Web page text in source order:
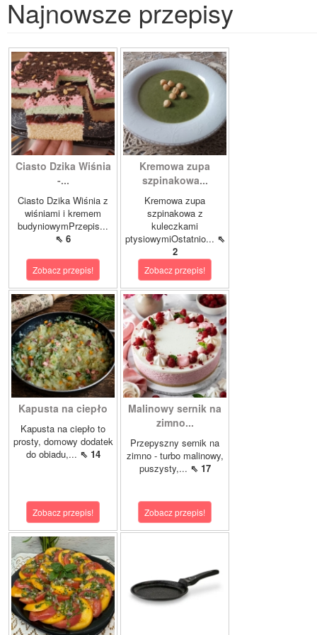
Najnowsze przepisy
Ciasto Dzika Wiśnia
-...
Ciasto Dzika Wiśnia z
wiśniami i kremem
budyniowymPrzepis...
⇖ 6
Zobacz przepis!
Kremowa zupa
szpinakowa...
Kremowa zupa
szpinakowa z
kuleczkami
ptysiowymiOstatnio... ⇖
2
Zobacz przepis!
Kapusta na ciepło
Kapusta na ciepło to
prosty, domowy dodatek
do obiadu,... ⇖ 14
Zobacz przepis!
Malinowy sernik na
zimno...
Przepyszny sernik na
zimno - turbo malinowy,
puszysty,... ⇖ 17
Zobacz przepis!